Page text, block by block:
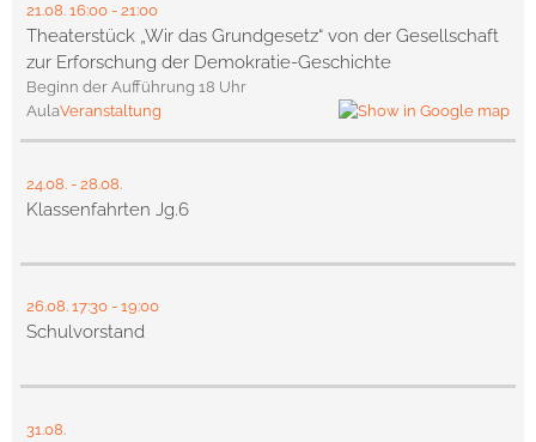
21.08. 16:00 - 21:00
Theaterstück „Wir das Grundgesetz“ von der Gesellschaft
zur Erforschung der Demokratie-Geschichte
Beginn der Aufführung 18 Uhr
AulaVeranstaltung
24.08. - 28.08.
Klassenfahrten Jg.6
26.08. 17:30 - 19:00
Schulvorstand
31.08.